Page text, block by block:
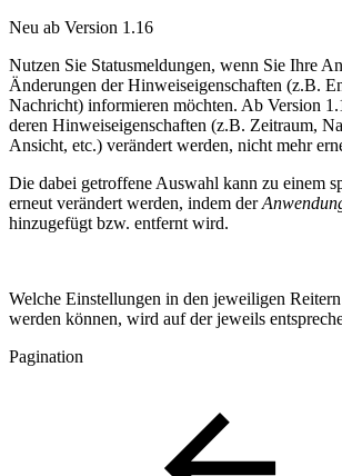
Neu ab Version 1.16
Nutzen Sie Statusmeldungen, wenn Sie Ihre
Änderungen der Hinweiseigenschaften (z.B.
Nachricht) informieren möchten. Ab Version
deren Hinweiseigenschaften (z.B. Zeitraum,
Ansicht, etc.) verändert werden, nicht mehr
Die dabei getroffene Auswahl kann zu einem
erneut verändert werden, indem der
hinzugefügt bzw. entfernt wird.
Welche Einstellungen in den jeweiligen
werden können, wird auf der jeweils
Pagination